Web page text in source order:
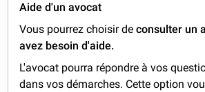
Aide d'un avocat
Vous pourrez choisir deconsulter un
avez besoin d'aide.
L'avocat pourra répondre à vos
dans vos démarches. Cette option